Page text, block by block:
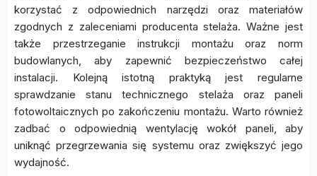
korzystać z odpowiednich narzędzi oraz materiałów
zgodnych z zaleceniami producenta stelaża. Ważne jest
także przestrzeganie instrukcji montażu oraz norm
budowlanych, aby zapewnić bezpieczeństwo całej
instalacji. Kolejną istotną praktyką jest regularne
sprawdzanie stanu technicznego stelaża oraz paneli
fotowoltaicznych po zakończeniu montażu. Warto również
zadbać o odpowiednią wentylację wokół paneli, aby
uniknąć przegrzewania się systemu oraz zwiększyć jego
wydajność.